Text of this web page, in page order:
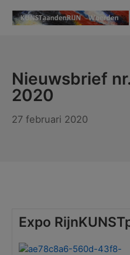
naar
Nieuwsbrief
2020
27 februari 2020
Expo